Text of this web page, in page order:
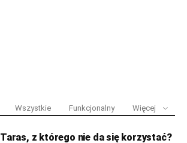
Wszystkie Funkcjonalny Więcej
Taras, z którego nie da się korzystać?